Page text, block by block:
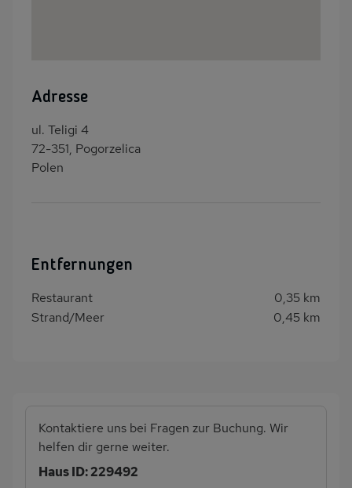
Adresse
ul. Teligi 4
72-351, Pogorzelica
Polen
Entfernungen
Restaurant
0,35 km
Strand/Meer
0,45 km
Kontaktiere uns bei Fragen zur Buchung. Wir
helfen dir gerne weiter.
Haus ID: 229492